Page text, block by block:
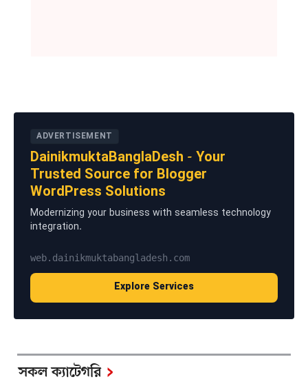
ADVERTISEMENT
DainikmuktaBanglaDesh - Your
Trusted Source for Blogger
WordPress Solutions
Modernizing your business with seamless technology
integration.
web.dainikmuktabangladesh.com
Explore Services
সকল ক্যাটেগরি